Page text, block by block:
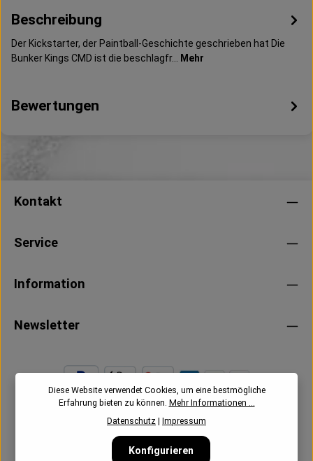
Beschreibung
Der Kickstarter, der Paintball-Geschichte geschrieben hat Die
Bunker Kings CMD ist die beschlagfr…
Mehr
Bewertungen
Kontakt
Service
Information
Newsletter
Diese Website verwendet Cookies, um eine bestmögliche
Erfahrung bieten zu können. Mehr Informationen ...
Datenschutz
Impressum
Konfigurieren